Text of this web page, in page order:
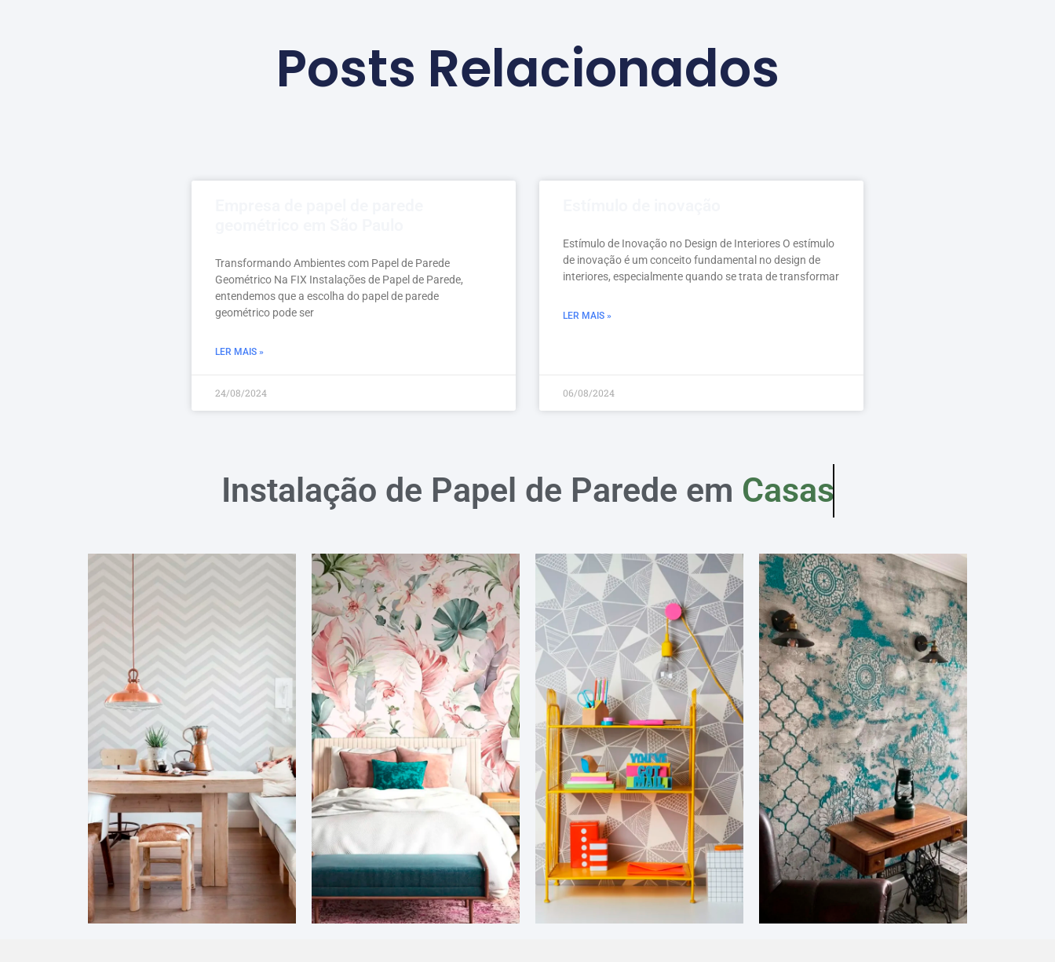
Posts Relacionados
Transformando Ambientes com Papel de Parede
Geométrico Na FIX Instalações de Papel de Parede,
entendemos que a escolha do papel de parede
geométrico pode ser
LER MAIS »
24/08/2024
Estímulo de Inovação no Design de Interiores O estímulo
de inovação é um conceito fundamental no design de
interiores, especialmente quando se trata de transformar
LER MAIS »
06/08/2024
Instalação de Papel de Parede em Casas